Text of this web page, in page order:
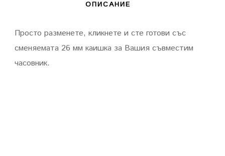
ОПИСАНИЕ
Просто разменете, кликнете и сте готови със
сменяемата 26 мм каишка за Вашия съвместим
часовник.